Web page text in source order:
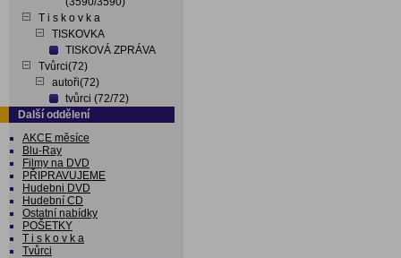
T i s k o v k a
TISKOVKA
TISKOVÁ ZPRÁVA
Tvůrci(72)
autoři(72)
tvůrci (72/72)
Další oddělení
AKCE měsíce
Blu-Ray
Filmy na DVD
PŘIPRAVUJEME
Hudebni DVD
Hudební CD
Ostatní nabídky
POŠETKY
T i s k o v k a
Tvůrci